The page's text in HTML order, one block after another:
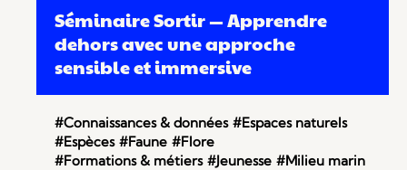
Séminaire Sortir — Apprendre
dehors avec une approche
sensible et immersive
#Connaissances & données #Espaces naturels
#Espèces #Faune #Flore
#Formations & métiers #Jeunesse #Milieu marin